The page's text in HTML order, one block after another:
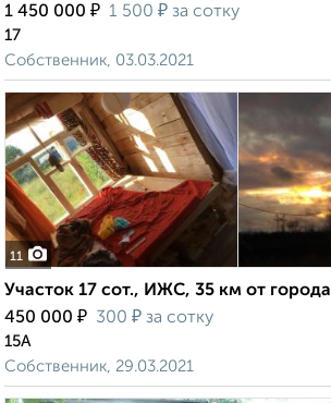
1 450 000 ₽ 1 500 ₽ за сотку
17
Собственник, 03.03.2021
11
Участок 17 сот., ИЖС, 35 км от города
450 000 ₽ 300 ₽ за сотку
15А
Собственник, 29.03.2021